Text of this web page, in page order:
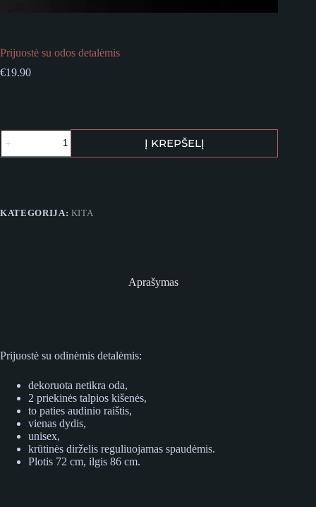
Prijuostė su odos detalėmis
€19.90
produkto
kiekis:
Prijuostė
Į KREPŠELĮ
KATEGORIJA: KITA
Aprašymas
Prijuostė su odinėmis detalėmis:
dekoruota netikra oda,
2 priekinės talpios kišenės,
to paties audinio raištis,
vienas dydis,
unisex,
krūtinės dirželis reguliuojamas spaudėmis.
Plotis 72 cm, ilgis 86 cm.